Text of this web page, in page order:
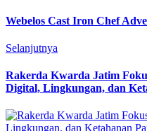
Webelos Cast Iron Chef
Selanjutnya
Rakerda Kwarda Jatim
Digital, Lingkungan, dan